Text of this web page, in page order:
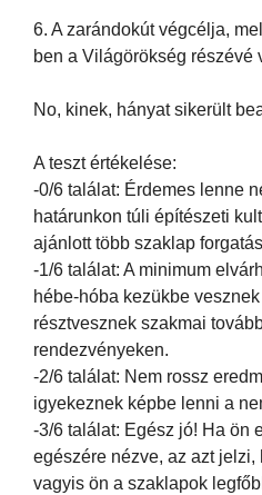
6. A zarándokút végcélja,
ben a Világörökség részévé
No, kinek, hányat sikerült
A teszt értékelése:
-0/6 találat: Érdemes lenne
határunkon túli építészeti
ajánlott több szaklap
-1/6 találat: A minimum
hébe-hóba kezükbe
résztvesznek szakmai
rendezvényeken.
-2/6 találat: Nem rossz
igyekeznek képbe lenni a
-3/6 találat: Egész jó! Ha ön
egészére nézve, az azt jelzi,
vagyis ön a szaklapok